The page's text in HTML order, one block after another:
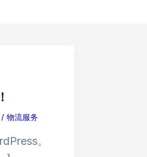
/ 物流服务
。